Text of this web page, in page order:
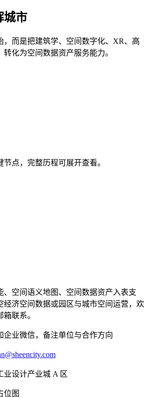
城市
，而是把建筑学、空间数字化、XR、高
化为空间数据资产服务能力。
点，完整历程可展开查看。
、空间语义地图、空间数据资产入表支
经济空间数据或园区与城市空间运营，欢
联系。
企业微信，备注单位与合作方向
业设计产业城 A 区